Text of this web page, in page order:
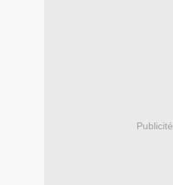
Publicité